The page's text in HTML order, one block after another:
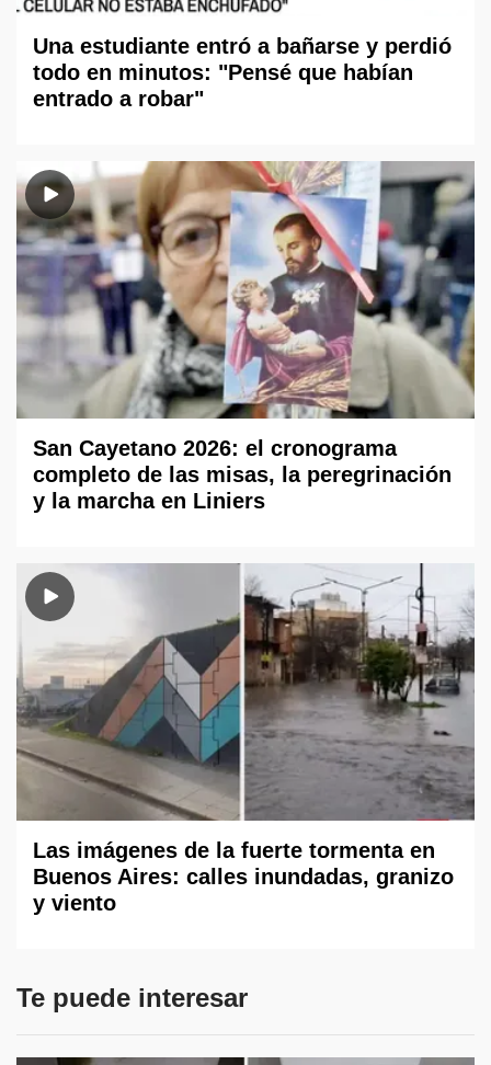
Una estudiante entró a bañarse y perdió
todo en minutos: "Pensé que habían
entrado a robar"
San Cayetano 2026: el cronograma
completo de las misas, la peregrinación
y la marcha en Liniers
Las imágenes de la fuerte tormenta en
Buenos Aires: calles inundadas, granizo
y viento
Te puede interesar